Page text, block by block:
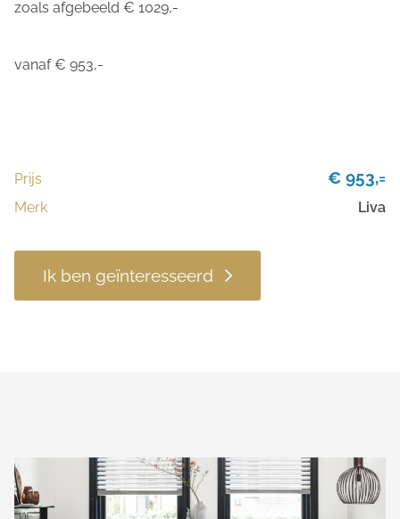
zoals afgebeeld € 1029,-
vanaf € 953,-
Prijs € 953,=
Merk Liva
Ik ben geïnteresseerd